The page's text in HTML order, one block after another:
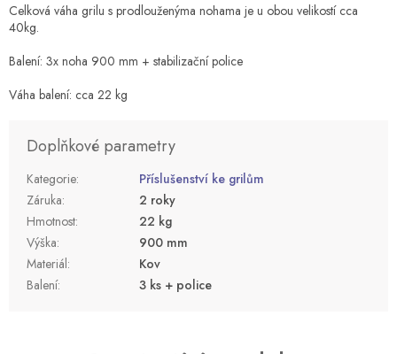
Celková váha grilu s prodlouženýma nohama je u obou velikostí cca
40kg.
Balení: 3x noha 900 mm + stabilizační police
Váha balení: cca 22 kg
Doplňkové parametry
Kategorie:
Příslušenství ke grilům
Záruka:
2 roky
Hmotnost:
22 kg
Výška:
900 mm
Materiál:
Kov
Balení: 3 ks + police